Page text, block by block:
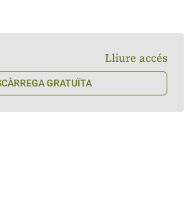
Lliure accés
GRATUÏTA